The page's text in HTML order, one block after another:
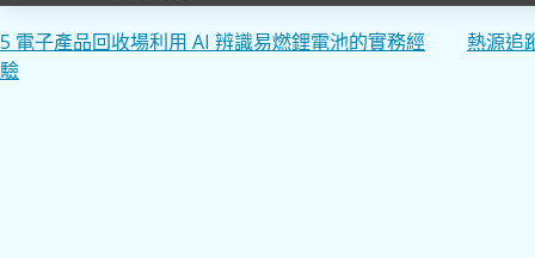
文
章
5 電子產品回收場利用 AI 辨識易燃鋰電池的實務經
驗
熱源追